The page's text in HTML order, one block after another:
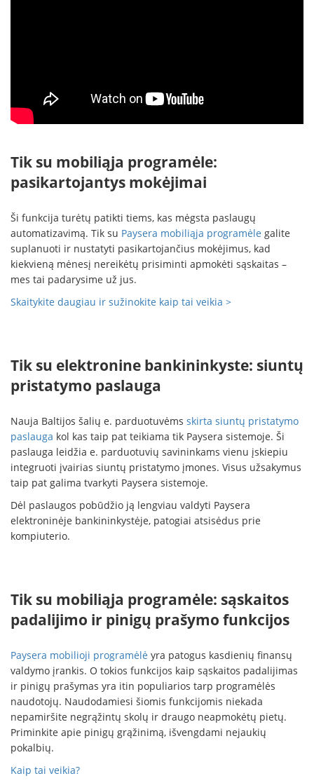
Tik su mobiliąja programėle:
pasikartojantys mokėjimai
Ši funkcija turėtų patikti tiems, kas mėgsta paslaugų
automatizavimą. Tik su Paysera mobiliąja programėle galite
suplanuoti ir nustatyti pasikartojančius mokėjimus, kad
kiekvieną mėnesį nereikėtų prisiminti apmokėti sąskaitas –
mes tai padarysime už jus.
Skaitykite daugiau ir sužinokite kaip tai veikia >
Tik su elektronine bankininkyste: siuntų
pristatymo paslauga
Nauja Baltijos šalių e. parduotuvėms skirta siuntų pristatymo
paslauga kol kas taip pat teikiama tik Paysera sistemoje. Ši
paslauga leidžia e. parduotuvių savininkams vienu įskiepiu
integruoti įvairias siuntų pristatymo įmones. Visus užsakymus
taip pat galima tvarkyti Paysera sistemoje.
Dėl paslaugos pobūdžio ją lengviau valdyti Paysera
elektroninėje bankininkystėje, patogiai atsisėdus prie
kompiuterio.
Tik su mobiliąja programėle: sąskaitos
padalijimo ir pinigų prašymo funkcijos
Paysera mobilioji programėlė yra patogus kasdienių finansų
valdymo įrankis. O tokios funkcijos kaip sąskaitos padalijimas
ir pinigų prašymas yra itin populiarios tarp programėlės
naudotojų. Naudodamiesi šiomis funkcijomis niekada
nepamiršite negrąžintų skolų ir draugo neapmokėtų pietų.
Priminkite apie pinigų grąžinimą, išvengdami nejaukių
pokalbių.
Kaip tai veikia?